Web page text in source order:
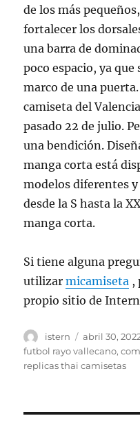
de los más
fortalecer los
una barra de
poco espacio, ya que
marco de una
camiseta del
pasado 22 de julio.
una bendición.
manga corta está
modelos diferentes
desde la S hasta la
manga corta.
Si tiene alguna
utilizarmicamiseta ,
propio sitio de
Autor
istern
Publicado
el
abril 30,
futbol rayo vallecano,
replicas thai camisetas